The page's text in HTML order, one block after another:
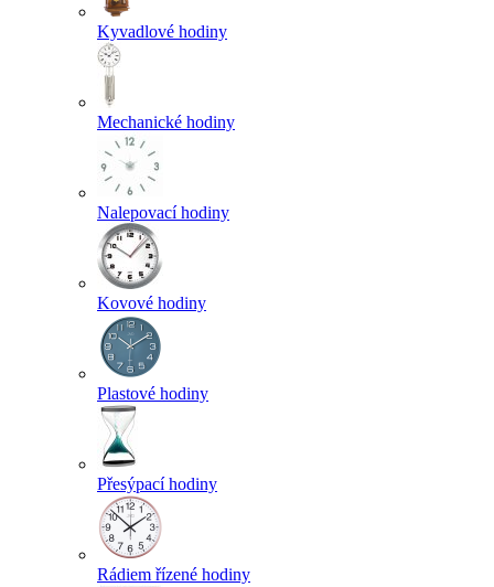
Kyvadlové hodiny
Mechanické hodiny
Nalepovací hodiny
Kovové hodiny
Plastové hodiny
Přesýpací hodiny
Rádiem řízené hodiny